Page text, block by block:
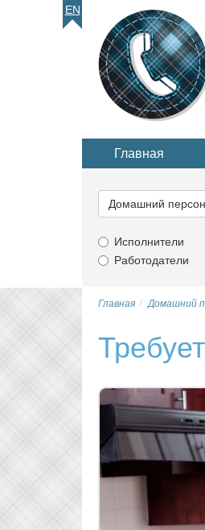
EN
Главная
категорию...
Домашний
Исполнители
Работодатели
Главная Домашний